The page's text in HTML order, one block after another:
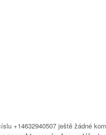
+14632940507 ještě žádné